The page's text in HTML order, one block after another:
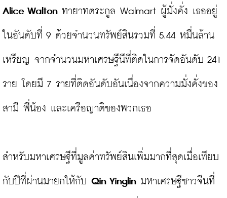
Alice Walton ทายาทตระกูล Walmart ผู้มั่งคั่ง เธออยู่
ในอันดับที่ 9 ด้วยจำนวนทรัพย์สินรวมที่ 5.44 หมื่นล้าน
เหรียญ จากจำนวนมหาเศรษฐีนีที่ติดในการจัดอันดับ 241
ราย โดยมี 7 รายที่ติดอันดับอันเนื่องจากความมั่งคั่งของ
สามี พี่น้อง และเครือญาติของพวกเธอ
สำหรับมหาเศรษฐีที่มูลค่าทรัพย์สินเพิ่มมากที่สุดเมื่อเทียบ
กับปีที่ผ่านมายกให้กับ Qin Yinglin มหาเศรษฐีชาวจีนที่